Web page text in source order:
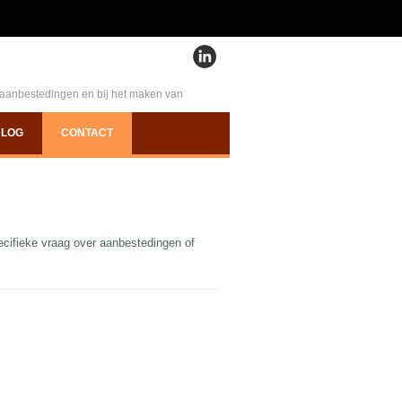
en bij het maken van
CONTACT
vraag over aanbestedingen of